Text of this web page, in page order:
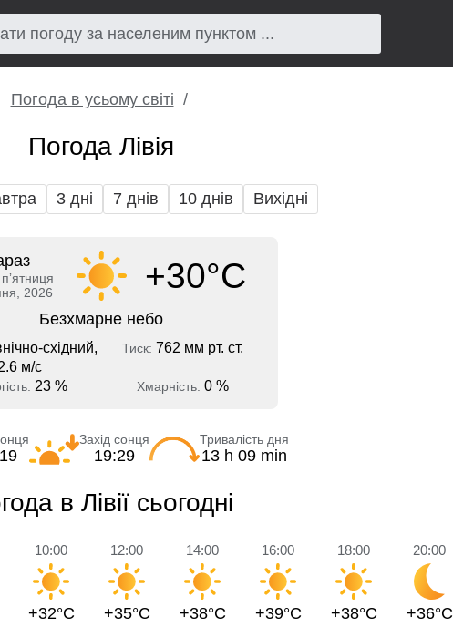
Погода в усьому світі
Погода Лівія
3 дні 7 днів 10 днів Вихідні
2026
+30°C
Безхмарне небо
східний,
м/с
Тиск: 762 мм рт. ст.
23 % Хмарність: 0 %
Захід сонця
19:29
Тривалість дня
13 h 09 min
в Лівії сьогодні
10:00
+32°C
12:00
+35°C
14:00
+38°C
16:00
+39°C
18:00
+38°C
20:00
+36°C